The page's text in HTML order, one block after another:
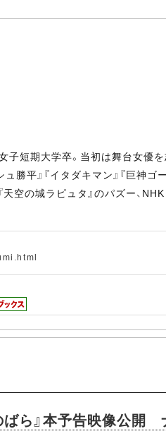
短期大学卒。当初は舞台女優
勝平』『イタダキマン』『巨神
空の城ラピュタ』のパズー、
ばら』本予告映像公